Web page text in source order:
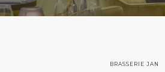
BRASSERIE JAN